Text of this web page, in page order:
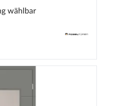
wählbar